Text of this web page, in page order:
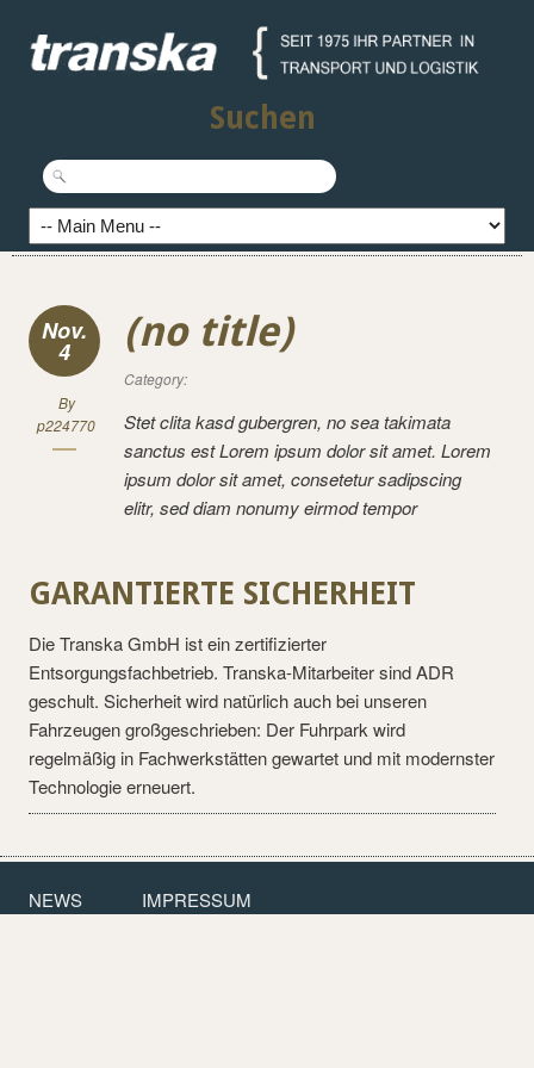
Suchen
Nov.
4
By
p224770
(no title)
Category:
Stet clita kasd gubergren, no sea takimata
sanctus est Lorem ipsum dolor sit amet. Lorem
ipsum dolor sit amet, consetetur sadipscing
elitr, sed diam nonumy eirmod tempor
GARANTIERTE SICHERHEIT
Die Transka GmbH ist ein zertifizierter
Entsorgungsfachbetrieb. Transka-Mitarbeiter sind ADR
geschult. Sicherheit wird natürlich auch bei unseren
Fahrzeugen großgeschrieben: Der Fuhrpark wird
regelmäßig in Fachwerkstätten gewartet und mit modernster
Technologie erneuert.
NEWS IMPRESSUM